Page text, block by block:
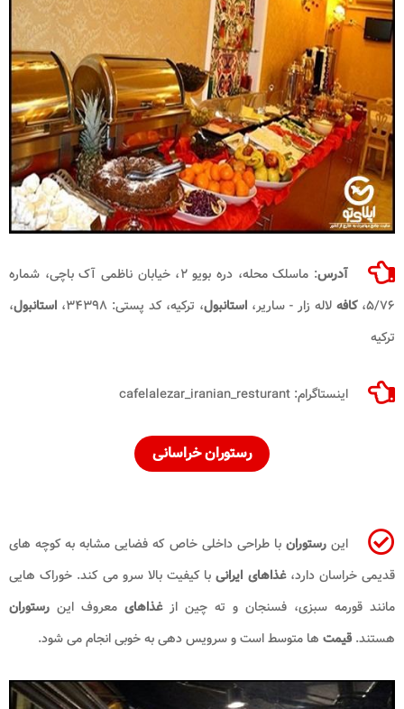
آدرس
: ماسلک محله، دره بویو ۲، خیابان ناظمی آک باچی، شماره
۵/۷۶، کافه لاله زار - ساریر، استانبول، ترکیه، کد پستی: ۳۴۳۹۸، استانبول،
ترکیه
اینستاگرام: cafelalezar_iranian_resturant
رستوران خراسانی
اینرستورانبا طراحی داخلی خاص که فضایی مشابه به کوچه های
قدیمی خراسان دارد،غذاهای ایرانی با کیفیت بالا سرو می کند. خوراک هایی
مانند قورمه سبزی، فسنجان و ته چین ازغذاهای معروف این رستوران
هستند.قیمت ها متوسط است و سرویس دهی به خوبی انجام می شود.